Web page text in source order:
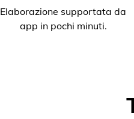
Elaborazione supportata da
app in pochi minuti.